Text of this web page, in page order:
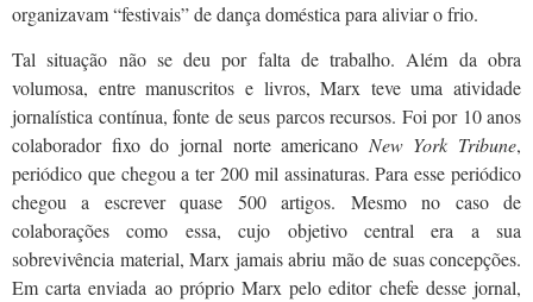
organizavam “festivais” de dança doméstica para aliviar o frio.
Tal situação não se deu por falta de trabalho. Além da obra
volumosa, entre manuscritos e livros, Marx teve uma atividade
jornalística contínua, fonte de seus parcos recursos. Foi por 10 anos
colaborador fixo do jornal norte americano New York Tribune,
periódico que chegou a ter 200 mil assinaturas. Para esse periódico
chegou a escrever quase 500 artigos. Mesmo no caso de
colaborações como essa, cujo objetivo central era a sua
sobrevivência material, Marx jamais abriu mão de suas concepções.
Em carta enviada ao próprio Marx pelo editor chefe desse jornal,